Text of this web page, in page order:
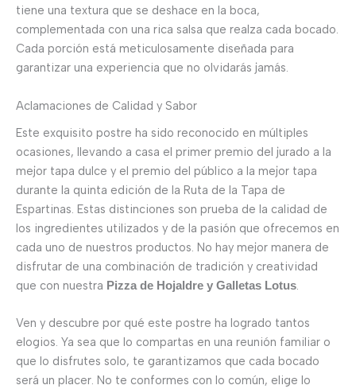
tiene una textura que se deshace en la boca,
complementada con una rica salsa que realza cada bocado.
Cada porción está meticulosamente diseñada para
garantizar una experiencia que no olvidarás jamás.
Aclamaciones de Calidad y Sabor
Este exquisito postre ha sido reconocido en múltiples
ocasiones, llevando a casa el primer premio del jurado a la
mejor tapa dulce y el premio del público a la mejor tapa
durante la quinta edición de la Ruta de la Tapa de
Espartinas. Estas distinciones son prueba de la calidad de
los ingredientes utilizados y de la pasión que ofrecemos en
cada uno de nuestros productos. No hay mejor manera de
disfrutar de una combinación de tradición y creatividad
que con nuestra Pizza de Hojaldre y Galletas Lotus.
Ven y descubre por qué este postre ha logrado tantos
elogios. Ya sea que lo compartas en una reunión familiar o
que lo disfrutes solo, te garantizamos que cada bocado
será un placer. No te conformes con lo común, elige lo